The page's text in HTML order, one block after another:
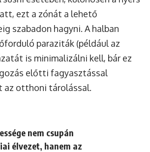
ezt a zónát a lehető
szabadon hagyni. A halban
paraziták (például az
is minimalizálni kell, bár ez
előtti fagyasztással
az otthoni tárolással.
nem csupán
élvezet, hanem az